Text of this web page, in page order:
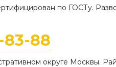
по ГОСТу.
83-88
округе Москвы.